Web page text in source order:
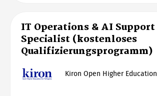
IT Operations & AI Support
Specialist (kostenloses
Qualifizierungsprogramm)
Kiron Open Higher Education